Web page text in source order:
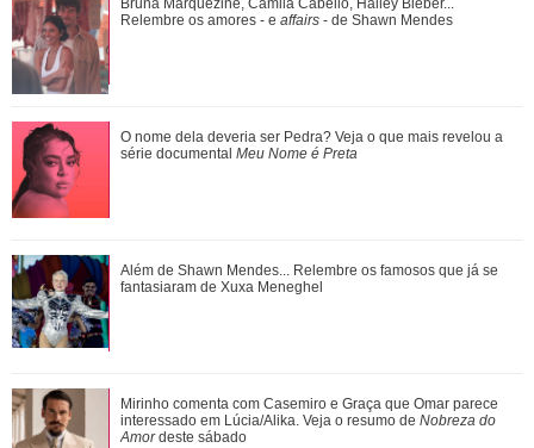
Bruna Marquezine, Camila Cabello, Hailey Bieber...
Relembre os amores - e affairs - de Shawn ...
Confira filmes em que as cenas de sexo foram reais
Ariana Grande faz desabafo em show sobre decisão de
pausar a carreira: Não foi uma reação...
Tia Milena pede indicação de dermatologista e web aponta
fim de amizade com Ana Paula Renau...
Bruna Marquezine, Camila Cabello, Hailey Bieber...
Relembre os amores - e affairs - de Shawn Mendes
O nome dela deveria ser Pedra? Veja o que mais revelou a
série documental Meu Nome é Preta
Além de Shawn Mendes... Relembre os famosos que já se
fantasiaram de Xuxa Meneghel
Mirinho comenta com Casemiro e Graça que Omar parece
interessado em Lúcia/Alika. Veja o resumo de Nobreza do
Amordeste sábado